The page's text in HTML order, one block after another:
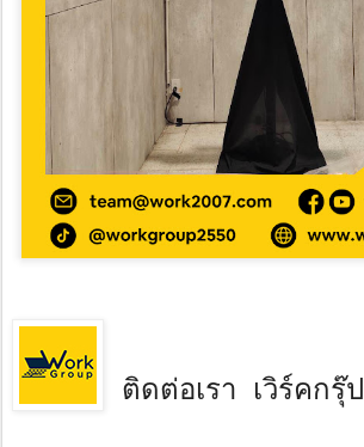
ติดต่อเรา เวิร์คกรุ๊ป